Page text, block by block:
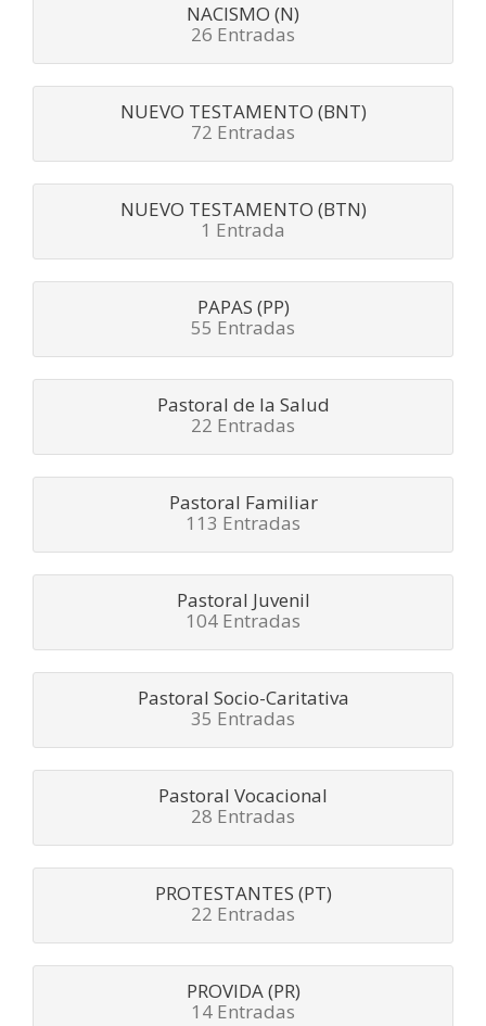
NACISMO (N)
26 Entradas
NUEVO TESTAMENTO (BNT)
72 Entradas
NUEVO TESTAMENTO (BTN)
1 Entrada
PAPAS (PP)
55 Entradas
Pastoral de la Salud
22 Entradas
Pastoral Familiar
113 Entradas
Pastoral Juvenil
104 Entradas
Pastoral Socio-Caritativa
35 Entradas
Pastoral Vocacional
28 Entradas
PROTESTANTES (PT)
22 Entradas
PROVIDA (PR)
14 Entradas